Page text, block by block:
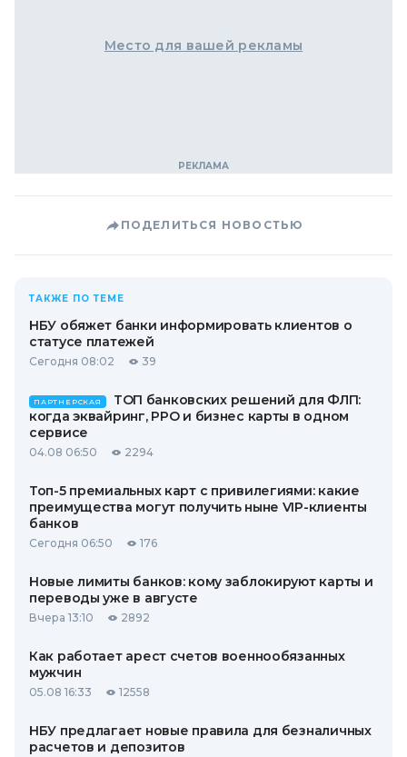
Место для вашей рекламы
ПОДЕЛИТЬСЯ НОВОСТЬЮ
ТАКЖЕ ПО ТЕМЕ
НБУ обяжет банки информировать клиентов о
статусе платежей
Сегодня 08:02 39
ПАРТНЕРСКАЯ
ТОП банковских решений для ФЛП:
когда эквайринг, РРО и бизнес карты в одном
сервисе
04.08 06:50 2294
Топ-5 премиальных карт с привилегиями: какие
преимущества могут получить ныне VIP-клиенты
банков
Сегодня 06:50 176
Новые лимиты банков: кому заблокируют карты и
переводы уже в августе
Вчера 13:10 2892
Как работает арест счетов военнообязанных
мужчин
05.08 16:33 12558
НБУ предлагает новые правила для безналичных
расчетов и депозитов